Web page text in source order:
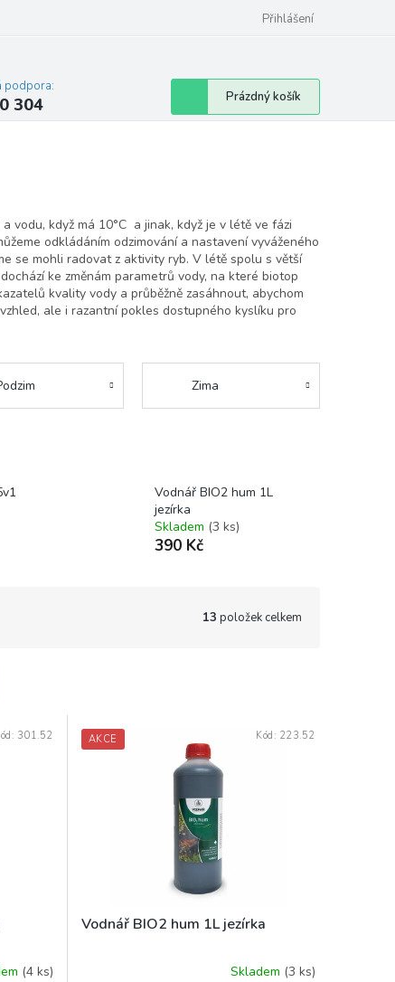
Přihlášení
podpora:
304
Nákupní
košík
Prázdný košík
vodu, když má 10°C a jinak, když je v létě ve fázi
odkládáním odzimování a nastavení vyváženého
se mohli radovat z aktivity ryb. V létě spolu s větší
ke změnám parametrů vody, na které biotop
kvality vody a průběžně zasáhnout, abychom
ale i razantní pokles dostupného kyslíku pro
Zima
Vodnář BIO2 hum 1L
jezírka
Skladem (3 ks)
390 Kč
13 položek celkem
(4 ks)
301.52 AKCE
Vodnář BIO2 hum 1L jezírka
Skladem (3 ks)
Kód: 223.52